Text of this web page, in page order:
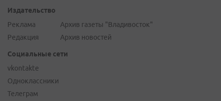
Издательство
Реклама
Редакция
Архив газеты "Владивосток"
Архив новостей
Социальные сети
vkontakte
Одноклассники
Телеграм